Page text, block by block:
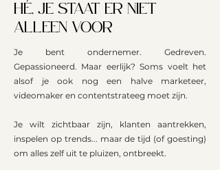
HÉ, JE STAAT ER NIET
ALLEEN VOOR
Je bent ondernemer. Gedreven.
Gepassioneerd. Maar eerlijk? Soms voelt het
alsof je ook nog een halve marketeer,
videomaker en contentstrateeg moet zijn.
Je wilt zichtbaar zijn, klanten aantrekken,
inspelen op trends... maar de tijd (of goesting)
om alles zelf uit te pluizen, ontbreekt.